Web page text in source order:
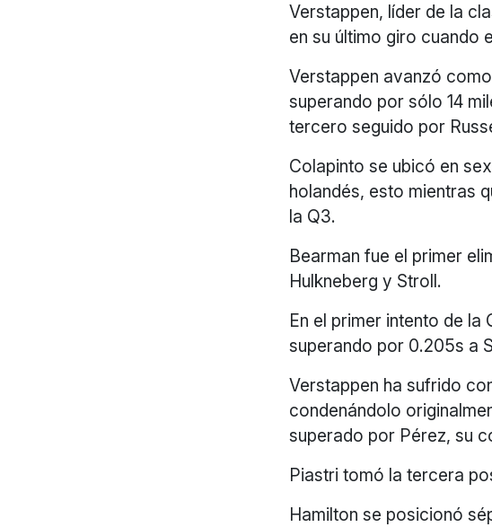
Verstappen, líder de la
en su último giro cuando
Verstappen avanzó
superando por sólo 14
tercero seguido por
Colapinto se ubicó en
holandés, esto mientras
la Q3.
Bearman fue el primer
Hulkneberg y Stroll.
En el primer intento de la
superando por 0.205s a
Verstappen ha sufrido
condenándolo
superado por Pérez, su
Piastri tomó la tercera
Hamilton se posicionó